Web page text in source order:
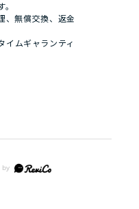
、無償交換、返金
イムギャランティ